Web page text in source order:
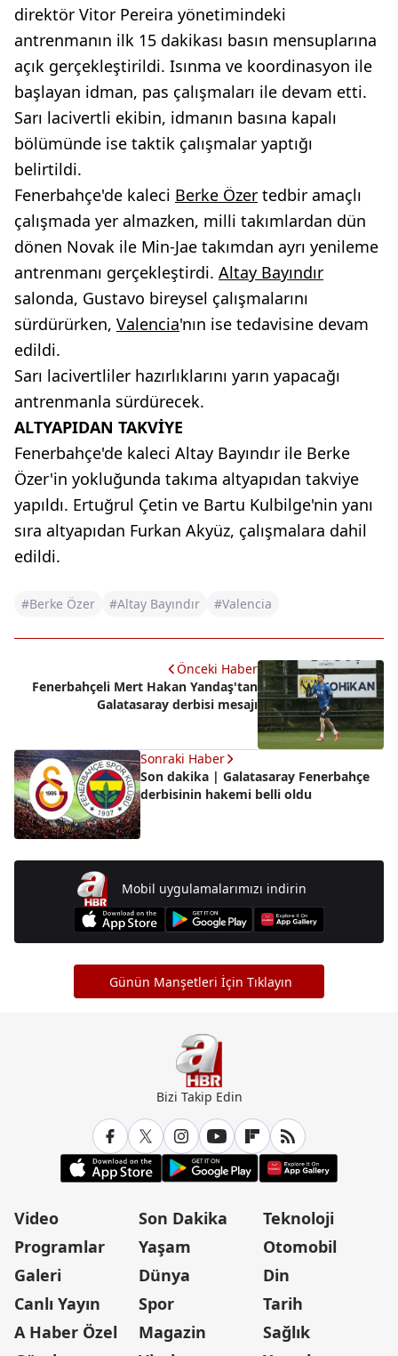
direktör Vitor Pereira yönetimindeki
antrenmanın ilk 15 dakikası basın mensuplarına
açık gerçekleştirildi. Isınma ve koordinasyon ile
başlayan idman, pas çalışmaları ile devam etti.
Sarı lacivertli ekibin, idmanın basına kapalı
bölümünde ise taktik çalışmalar yaptığı
belirtildi.
Fenerbahçe'de kaleci Berke Özer tedbir amaçlı
çalışmada yer almazken, milli takımlardan dün
dönen Novak ile Min-Jae takımdan ayrı yenileme
antrenmanı gerçekleştirdi. Altay Bayındır
salonda, Gustavo bireysel çalışmalarını
sürdürürken, Valencia'nın ise tedavisine devam
edildi.
Sarı lacivertliler hazırlıklarını yarın yapacağı
antrenmanla sürdürecek.
ALTYAPIDAN TAKVİYE
Fenerbahçe'de kaleci Altay Bayındır ile Berke
Özer'in yokluğunda takıma altyapıdan takviye
yapıldı. Ertuğrul Çetin ve Bartu Kulbilge'nin yanı
sıra altyapıdan Furkan Akyüz, çalışmalara dahil
edildi.
#Berke Özer #Altay Bayındır #Valencia
Önceki Haber
Fenerbahçeli Mert Hakan Yandaş'tan
Galatasaray derbisi mesajı
Sonraki Haber
Son dakika | Galatasaray Fenerbahçe
derbisinin hakemi belli oldu
Mobil uygulamalarımızı indirin
Günün Manşetleri İçin Tıklayın
Bizi Takip Edin
Video
Programlar
Galeri
Canlı Yayın
A Haber Özel
Son Dakika
Yaşam
Dünya
Spor
Magazin
Teknoloji
Otomobil
Din
Tarih
Sağlık